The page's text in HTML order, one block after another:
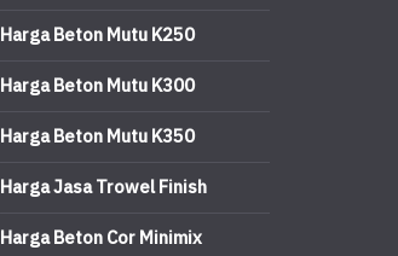
Harga Beton Mutu K250
Harga Beton Mutu K300
Harga Beton Mutu K350
Harga Jasa Trowel Finish
Harga Beton Cor Minimix